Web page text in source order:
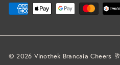
© 2026 Vinothek Brancaia Cheers 🥂